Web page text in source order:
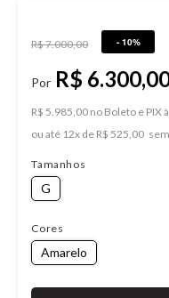
R$ 7.000,00 - 10%
R$
R$ 5.985,00 no Boleto e PIX
ou
12x de R$ 525,00
Tamanhos
G
Cores
Amarelo